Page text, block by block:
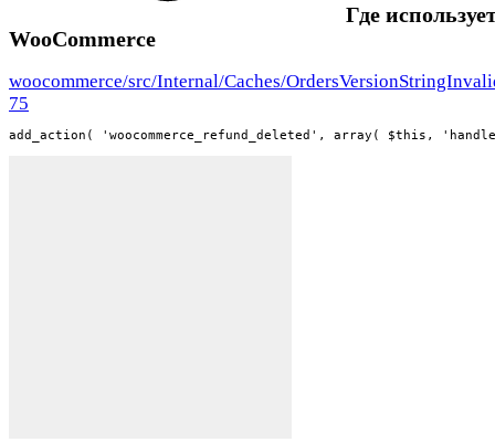
Где
WooCommerce
woocommerce/src/Internal/Caches/
75
add_action( 'woocommerce_refund_deleted', array( $this,